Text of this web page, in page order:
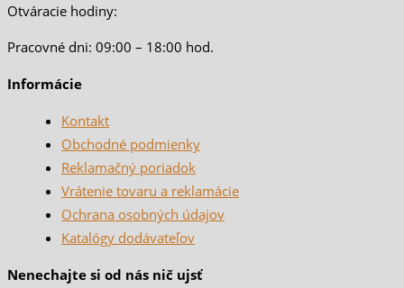
Otváracie hodiny:
Pracovné dni: 09:00 – 18:00 hod.
Informácie
Kontakt
Obchodné podmienky
Reklamačný poriadok
Vrátenie tovaru a reklamácie
Ochrana osobných údajov
Katalógy dodávateľov
Nenechajte si od nás nič ujsť